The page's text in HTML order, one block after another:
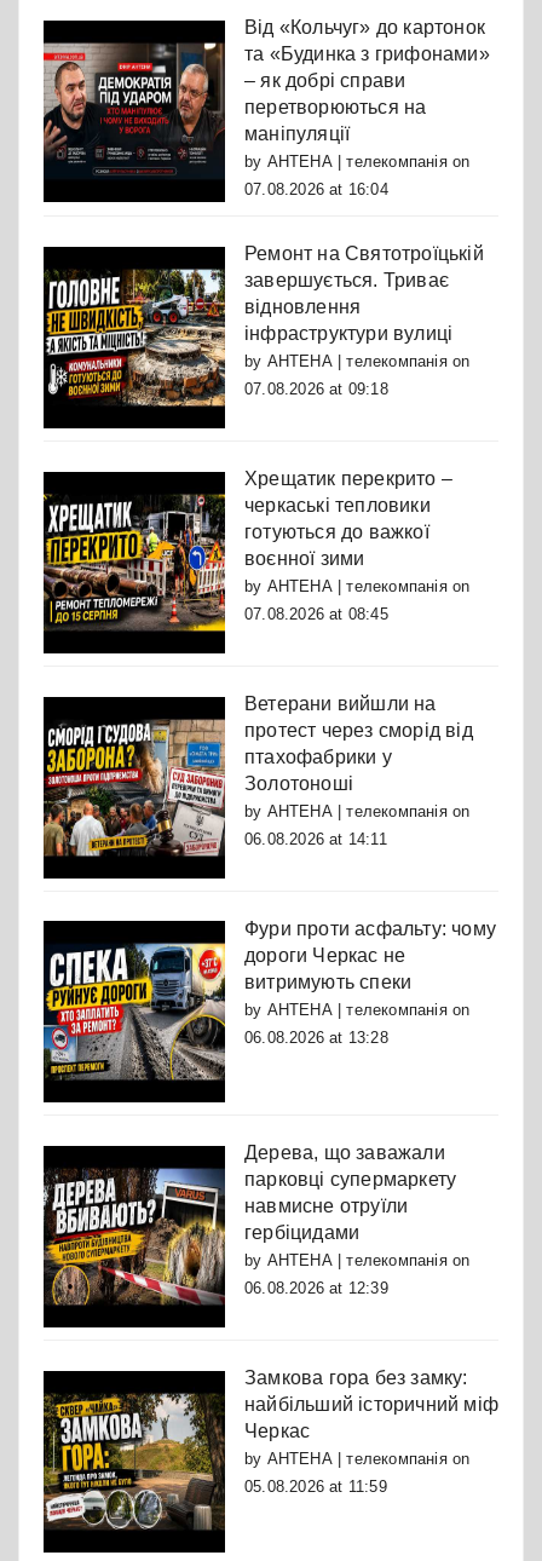
Від «Кольчуг» до картонок
та «Будинка з грифонами»
– як добрі справи
перетворюються на
маніпуляції
by АНТЕНА | телекомпаніяon
07.08.2026 at 16:04
Ремонт на Святотроїцькій
завершується. Триває
відновлення
інфраструктури вулиці
by АНТЕНА | телекомпаніяon
07.08.2026 at 09:18
Хрещатик перекрито –
черкаські тепловики
готуються до важкої
воєнної зими
by АНТЕНА | телекомпаніяon
07.08.2026 at 08:45
Ветерани вийшли на
протест через сморід від
птахофабрики у
Золотоноші
by АНТЕНА | телекомпаніяon
06.08.2026 at 14:11
Фури проти асфальту: чому
дороги Черкас не
витримують спеки
by АНТЕНА | телекомпаніяon
06.08.2026 at 13:28
Дерева, що заважали
парковці супермаркету
навмисне отруїли
гербіцидами
by АНТЕНА | телекомпаніяon
06.08.2026 at 12:39
Замкова гора без замку:
найбільший історичний міф
Черкас
by АНТЕНА | телекомпаніяon
05.08.2026 at 11:59